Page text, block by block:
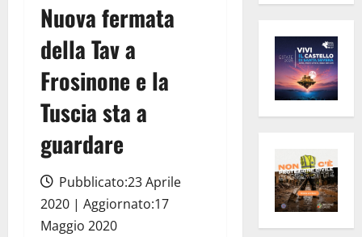
Nuova fermata
della Tav a
Frosinone e la
Tuscia sta a
guardare
Pubblicato:23 Aprile
2020 | Aggiornato:17
Maggio 2020